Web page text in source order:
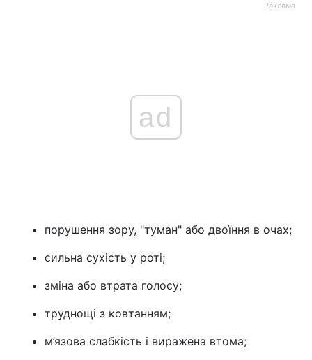
Реклама
ad
порушення зору, "туман" або двоїння в очах;
сильна сухість у роті;
зміна або втрата голосу;
труднощі з ковтанням;
м’язова слабкість і виражена втома;